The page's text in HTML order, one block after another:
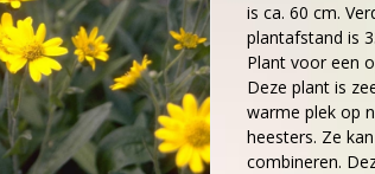
is ca. 60 cm.
plantafstand is
Plant voor een
Deze plant is
warme plek op
heesters. Ze
combineren.